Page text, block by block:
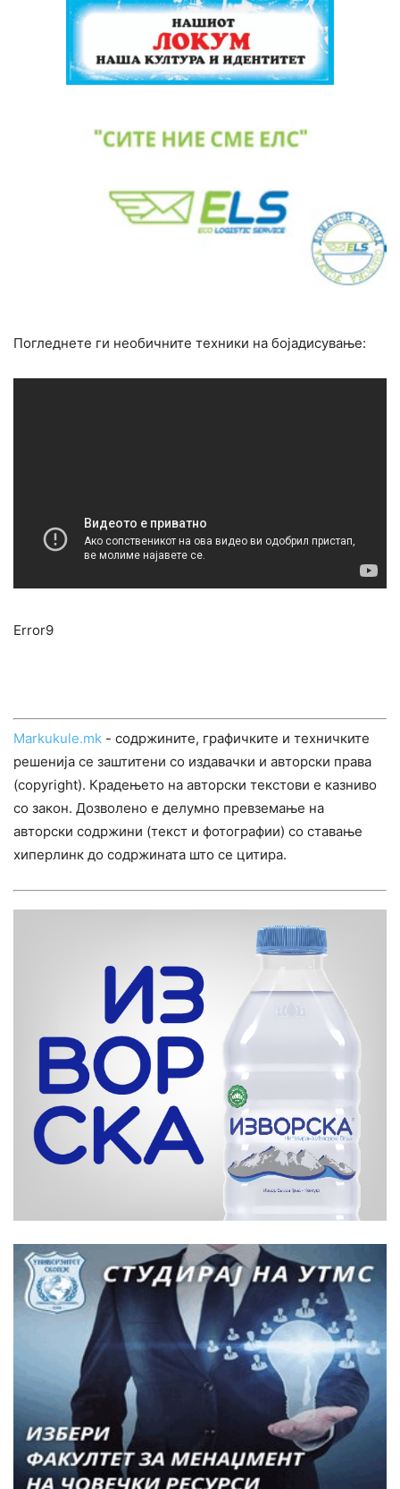
Погледнете ги необичните техники на бојадисување:
Error9
Markukule.mk - содржините, графичките и техничките
решенија се заштитени со издавачки и авторски права
(copyright). Крадењето на авторски текстови е казниво
со закон. Дозволено е делумно превземање на
авторски содржини (текст и фотографии) со ставање
хиперлинк до содржината што се цитира.